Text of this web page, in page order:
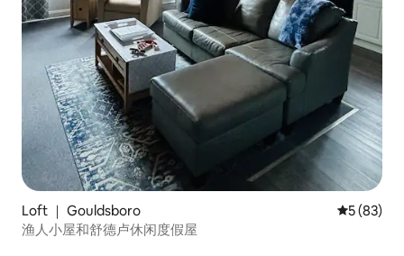
Loft ｜ Gouldsboro 平均评分
5 (83)
渔人小屋和舒德卢休闲度假屋